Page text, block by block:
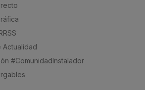
Actualidad
#ComunidadInstalador